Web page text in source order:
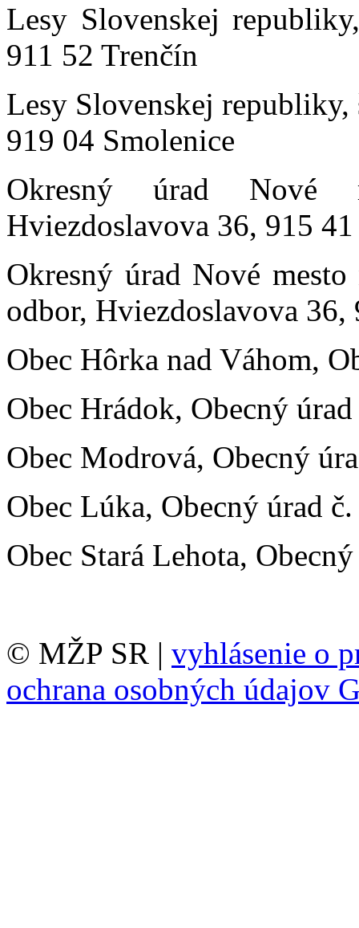
Lesy Slovenskej
911 52 Trenčín
Lesy Slovenskej
919 04 Smolenice
Okresný úrad Nové
Hviezdoslavova 36, 915
Okresný úrad Nové
odbor, Hviezdoslavova
Obec Hôrka nad Váhom,
Obec Hrádok, Obecný
Obec Modrová, Obecný
Obec Lúka, Obecný úrad
Obec Stará Lehota,
© MŽP SR | vyhlásenie o
ochrana osobných údajov